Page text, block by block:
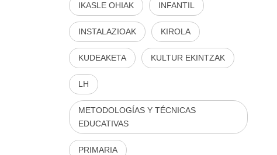
IKASLE OHIAK INFANTIL
INSTALAZIOAK KIROLA
KUDEAKETA KULTUR EKINTZAK
LH
METODOLOGÍAS Y TÉCNICAS
EDUCATIVAS
PRIMARIA